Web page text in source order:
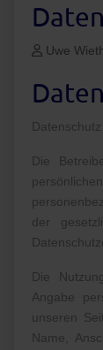
Uwe
Datenschutz
Die
der
Die
Angabe
unseren
Name,